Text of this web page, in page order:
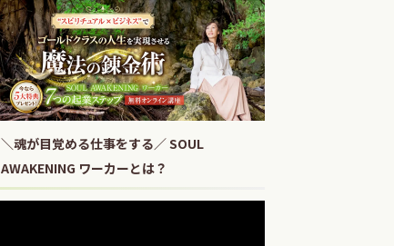
＼魂が目覚める仕事をする／ SOUL
AWAKENING ワーカーとは？